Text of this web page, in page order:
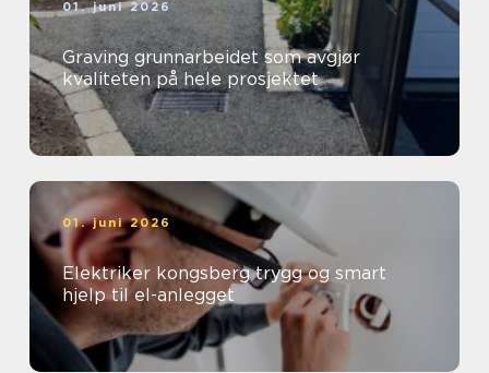
01. juni 2026
Graving grunnarbeidet som avgjør
kvaliteten på hele prosjektet
01. juni 2026
Elektriker kongsberg trygg og smart
hjelp til el-anlegget